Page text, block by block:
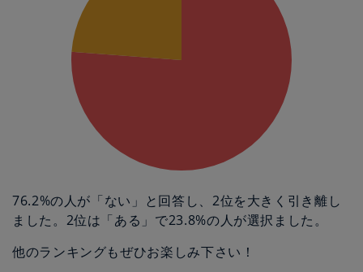
76.2%の人が「ない」と回答し、2位を大きく引き離し
ました。2位は「ある」で23.8%の人が選択ました。
他のランキングもぜひお楽しみ下さい！